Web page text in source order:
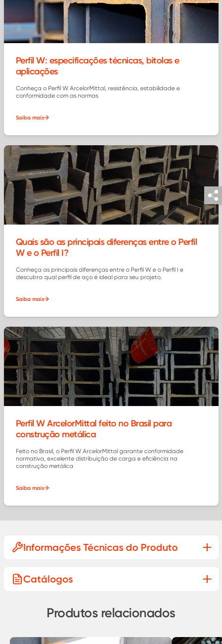
Perfil W: especificações técnicas, bitolas e
aplicações
Conheça o Perfil W ArcelorMittal, resistência, estabilidade e
conformidade com as normas
Saiba mais
Quais são as principais diferenças entre o Perfil
W e o Perfil I?
Conheça as principais diferenças entre o Perfil W e o Perfil I e
descubra qual perfil de aço é ideal para seu projeto.
Saiba mais
Perfil W ArcelorMittal feito no Brasil para
construção metálica
Feito no Brasil, o Perfil W ArcelorMittal garante conformidade
normativa, excelente distribuição de carga e eficiência na
construção metálica
Saiba mais
Informações Técnicas do Produto
Catálogos
Produtos relacionados